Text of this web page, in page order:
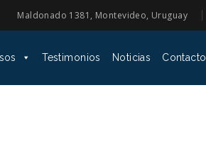
Maldonado 1381, Montevideo, Uruguay
Testimonios Noticias Contacto